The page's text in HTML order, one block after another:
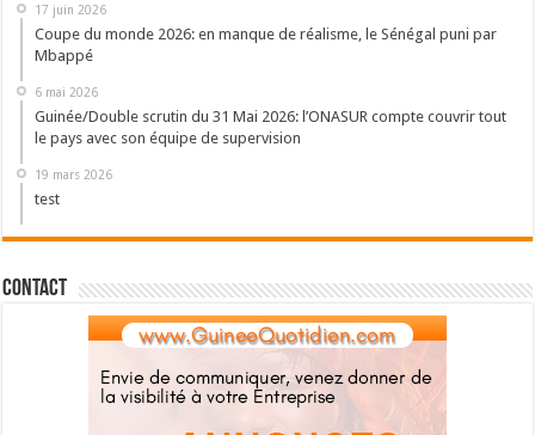
17 juin 2026
Coupe du monde 2026: en manque de réalisme, le Sénégal puni par
Mbappé
6 mai 2026
Guinée/Double scrutin du 31 Mai 2026: l’ONASUR compte couvrir tout
le pays avec son équipe de supervision
19 mars 2026
test
Contact